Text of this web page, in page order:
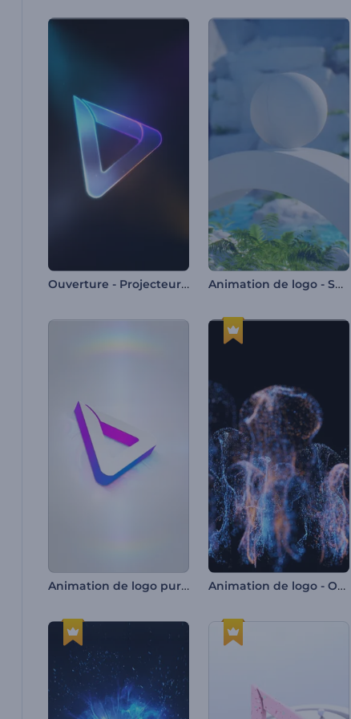
Ouverture - Projecteurs au néon Animation de logo - Sphère éthérée
Animation de logo pure et iridescente Animation de logo - Ondes de particules ascendantes